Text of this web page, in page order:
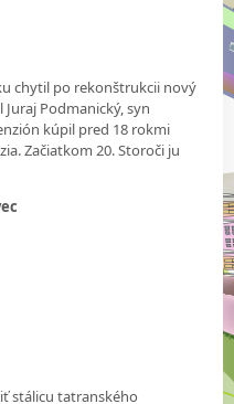
chytil po rekonštrukcii nový
Podmanický, syn
kúpil pred 18 rokmi
Začiatkom 20. Storoči ju
stálicu tatranského